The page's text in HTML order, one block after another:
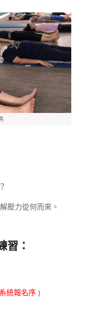
解壓力從何而來。
習：
統報名序 )